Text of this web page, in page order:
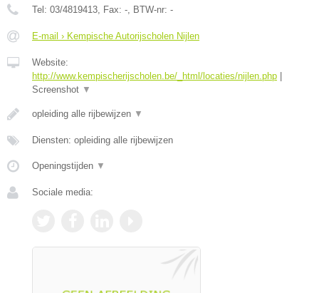
Tel: 03/4819413, Fax: -, BTW-nr: -
E-mail › Kempische Autorijscholen Nijlen
Website:
http://www.kempischerijscholen.be/_html/locaties/nijlen.php
Screenshot ▼
opleiding alle rijbewijzen ▼
Diensten: opleiding alle rijbewijzen
Openingstijden ▼
Sociale media: